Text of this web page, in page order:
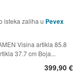
isteka zaliha u Pevex
Visina artikla 85.8
37.7 cm Boja...
399,90 €